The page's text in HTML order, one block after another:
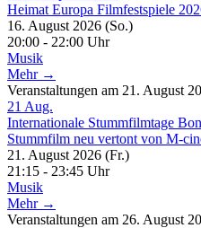
Heimat Europa Filmfestspiele
16. August 2026 (So.)
20:00 - 22:00 Uhr
Musik
Mehr →
Veranstaltungen am 21. August
21 Aug.
Internationale Stummfilmtage
Stummfilm neu vertont von M-
21. August 2026 (Fr.)
21:15 - 23:45 Uhr
Musik
Mehr →
Veranstaltungen am 26. August